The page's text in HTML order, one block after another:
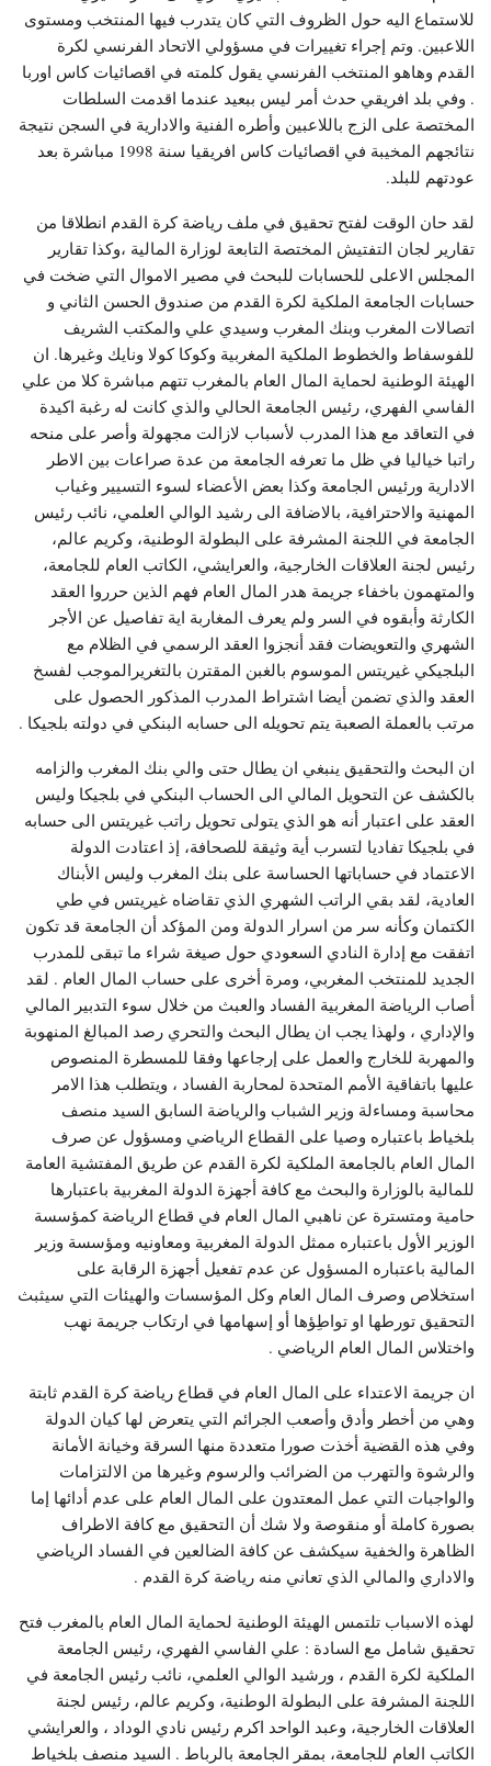
للاستماع اليه حول الظروف التي كان يتدرب فيها المنتخب ومستوى
اللاعبين. وتم إجراء تغييرات في مسؤولي الاتحاد الفرنسي لكرة
القدم وهاهو المنتخب الفرنسي يقول كلمته في اقصائيات كاس اوربا
. وفي بلد افريقي حدث أمر ليس ببعيد عندما اقدمت السلطات
المختصة على الزج باللاعبين وأطره الفنية والادارية في السجن نتيجة
نتائجهم المخيبة في اقصائيات كاس افريقيا سنة 1998 مباشرة بعد
عودتهم للبلد.
لقد حان الوقت لفتح تحقيق في ملف رياضة كرة القدم انطلاقا من
تقارير لجان التفتيش المختصة التابعة لوزارة المالية ،وكذا تقارير
المجلس الاعلى للحسابات للبحث في مصير الاموال التي ضخت في
حسابات الجامعة الملكية لكرة القدم من صندوق الحسن الثاني و
اتصالات المغرب وبنك المغرب وسيدي علي والمكتب الشريف
للفوسفاط والخطوط الملكية المغربية وكوكا كولا ونايك وغيرها. ان
الهيئة الوطنية لحماية المال العام بالمغرب تتهم مباشرة كلا من علي
الفاسي الفهري، رئيس الجامعة الحالي والذي كانت له رغبة اكيدة
في التعاقد مع هذا المدرب لأسباب لازالت مجهولة وأصر على منحه
راتبا خياليا في ظل ما تعرفه الجامعة من عدة صراعات بين الاطر
الادارية ورئيس الجامعة وكذا بعض الأعضاء لسوء التسيير وغياب
المهنية والاحترافية، بالاضافة الى رشيد الوالي العلمي، نائب رئيس
الجامعة في اللجنة المشرفة على البطولة الوطنية، وكريم عالم،
رئيس لجنة العلاقات الخارجية، والعرايشي، الكاتب العام للجامعة،
والمتهمون باخفاء جريمة هدر المال العام فهم الذين حرروا العقد
الكارثة وأبقوه في السر ولم يعرف المغاربة اية تفاصيل عن الأجر
الشهري والتعويضات فقد أنجزوا العقد الرسمي في الظلام مع
البلجيكي غيريتس الموسوم بالغبن المقترن بالتغريرالموجب لفسخ
العقد والذي تضمن أيضا اشتراط المدرب المذكور الحصول على
مرتب بالعملة الصعبة يتم تحويله الى حسابه البنكي في دولته بلجيكا .
ان البحث والتحقيق ينبغي ان يطال حتى والي بنك المغرب والزامه
بالكشف عن التحويل المالي الى الحساب البنكي في بلجيكا وليس
العقد على اعتبار أنه هو الذي يتولى تحويل راتب غيريتس الى حسابه
في بلجيكا تفاديا لتسرب أية وثيقة للصحافة، إذ اعتادت الدولة
الاعتماد في حساباتها الحساسة على بنك المغرب وليس الأبناك
العادية، لقد بقي الراتب الشهري الذي تقاضاه غيريتس في طي
الكتمان وكأنه سر من اسرار الدولة ومن المؤكد أن الجامعة قد تكون
اتفقت مع إدارة النادي السعودي حول صيغة شراء ما تبقى للمدرب
الجديد للمنتخب المغربي، ومرة أخرى على حساب المال العام . لقد
أصاب الرياضة المغربية الفساد والعبث من خلال سوء التدبير المالي
والإداري ، ولهذا يجب ان يطال البحث والتحري رصد المبالغ المنهوبة
والمهربة للخارج والعمل على إرجاعها وفقا للمسطرة المنصوص
عليها باتفاقية الأمم المتحدة لمحاربة الفساد ، ويتطلب هذا الامر
محاسبة ومساءلة وزير الشباب والرياضة السابق السيد منصف
بلخياط باعتباره وصيا على القطاع الرياضي ومسؤول عن صرف
المال العام بالجامعة الملكية لكرة القدم عن طريق المفتشية العامة
للمالية بالوزارة والبحث مع كافة أجهزة الدولة المغربية باعتبارها
حامية ومتسترة عن ناهبي المال العام في قطاع الرياضة كمؤسسة
الوزير الأول باعتباره ممثل الدولة المغربية ومعاونيه ومؤسسة وزير
المالية باعتباره المسؤول عن عدم تفعيل أجهزة الرقابة على
استخلاص وصرف المال العام وكل المؤسسات والهيئات التي سيثبث
التحقيق تورطها او تواطِؤها أو إسهامها في ارتكاب جريمة نهب
واختلاس المال العام الرياضي .
ان جريمة الاعتداء على المال العام في قطاع رياضة كرة القدم ثابتة
وهي من أخطر وأدق وأصعب الجرائم التي يتعرض لها كيان الدولة
وفي هذه القضية أخذت صورا متعددة منها السرقة وخيانة الأمانة
والرشوة والتهرب من الضرائب والرسوم وغيرها من الالتزامات
والواجبات التي عمل المعتدون على المال العام على عدم أدائها إما
بصورة كاملة أو منقوصة ولا شك أن التحقيق مع كافة الاطراف
الظاهرة والخفية سيكشف عن كافة الضالعين في الفساد الرياضي
والاداري والمالي الذي تعاني منه رياضة كرة القدم .
لهذه الاسباب تلتمس الهيئة الوطنية لحماية المال العام بالمغرب فتح
تحقيق شامل مع السادة : علي الفاسي الفهري، رئيس الجامعة
الملكية لكرة القدم ، ورشيد الوالي العلمي، نائب رئيس الجامعة في
اللجنة المشرفة على البطولة الوطنية، وكريم عالم، رئيس لجنة
العلاقات الخارجية، وعبد الواحد اكرم رئيس نادي الوداد ، والعرايشي
الكاتب العام للجامعة، بمقر الجامعة بالرباط . السيد منصف بلخياط